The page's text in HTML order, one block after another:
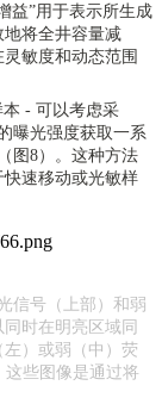
益”用于表示所生成
将全井容量减
敏度和动态范围
- 可以考虑采
曝光强度获取一系
图8）。这种方法
速移动或光敏样
信号（上部）和弱
时在明亮区域同
）或弱（中）荧
这些图像是通过将